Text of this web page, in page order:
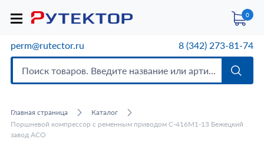
0
perm@rutector.ru 8 (342) 273-81-74
Главная страница
Каталог
Поршневой компрессор с ременным приводом С-416М1-13 Бежецкий
завод АСО